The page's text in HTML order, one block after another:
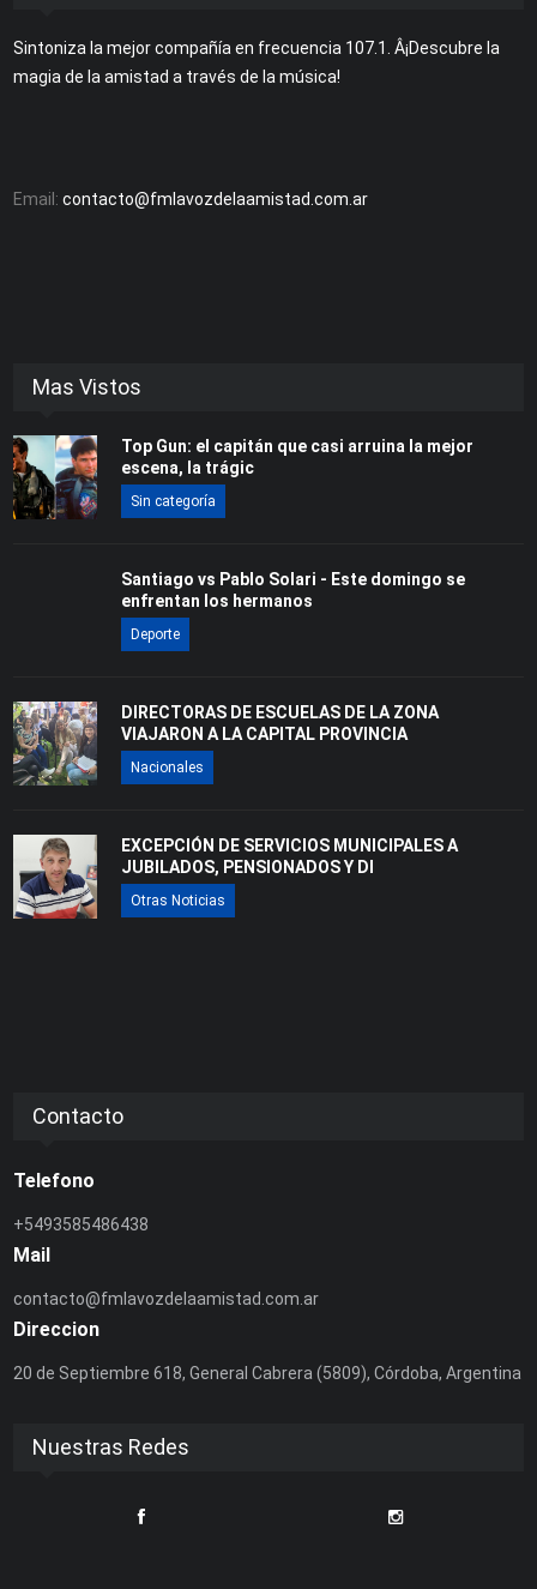
Sintoniza la mejor compañía en frecuencia 107.1. Â¡Descubre la
magia de la amistad a través de la música!
Email:contacto@fmlavozdelaamistad.com.ar
Mas Vistos
Top Gun: el capitán que casi arruina la mejor
escena, la trágic
Sin categoría
Santiago vs Pablo Solari - Este domingo se
enfrentan los hermanos
Deporte
DIRECTORAS DE ESCUELAS DE LA ZONA
VIAJARON A LA CAPITAL PROVINCIA
Nacionales
EXCEPCIÓN DE SERVICIOS MUNICIPALES A
JUBILADOS, PENSIONADOS Y DI
Otras Noticias
Contacto
Telefono
+5493585486438
Mail
contacto@fmlavozdelaamistad.com.ar
Direccion
20 de Septiembre 618, General Cabrera (5809), Córdoba, Argentina
Nuestras Redes